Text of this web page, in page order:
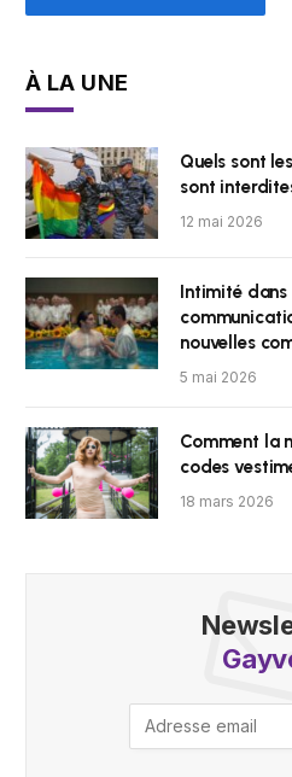
À LA UNE
Quels sont
sont
12 mai 2026
Intimité dans
nouvelles
5 mai 2026
Comment la
codes
18 mars 2026